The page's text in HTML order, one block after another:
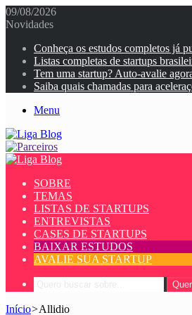
09/08/2026
Novidades
Conheça os estudos completos já
Listas completas de startups
Tem uma startup? Auto-avalie
Saiba quais chamadas para
Menu
SOBRE
TEMAS
LISTAS DE STARTUPS
ENTREVISTAS
CASES DE STARTUPS
BAIXAR ESTUDOS
AVALIE SUA STARTUP
Início>Allidio